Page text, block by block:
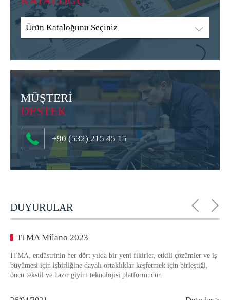
Ürün Kataloğunu Seçiniz
MÜŞTERİ
DESTEK
+90 (532) 215 45 15
DUYURULAR
ITMA Milano 2023
ITMA, endüstrinin her dört yılda bir yeni fikirler, etkili çözümler ve iş
büyümesi için işbirliğine dayalı ortaklıklar keşfetmek için birleştiği,
öncü tekstil ve hazır giyim teknolojisi platformudur.